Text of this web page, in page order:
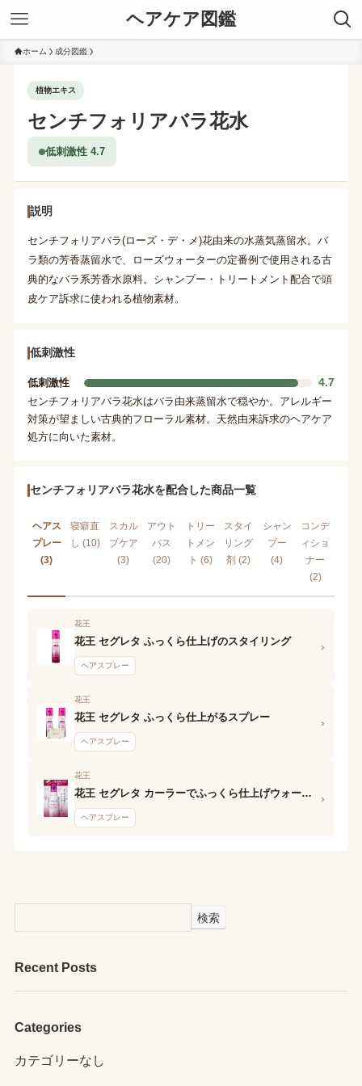
ヘアケア図鑑
ホーム 成分図鑑
植物エキス
センチフォリアバラ花水
低刺激性 4.7
説明
センチフォリアバラ(ローズ・デ・メ)花由来の水蒸気蒸留水。バ
ラ類の芳香蒸留水で、ローズウォーターの定番例で使用される古
典的なバラ系芳香水原料。シャンプー・トリートメント配合で頭
皮ケア訴求に使われる植物素材。
低刺激性
低刺激性 4.7
センチフォリアバラ花水はバラ由来蒸留水で穏やか。アレルギー
対策が望ましい古典的フローラル素材。天然由来訴求のヘアケア
処方に向いた素材。
センチフォリアバラ花水を配合した商品一覧
ヘアス
プレー
(3)
寝癖直
し (10)
スカル
プケア
(3)
アウト
バス
(20)
トリー
トメン
ト (6)
スタイ
リング
剤 (2)
シャン
プー
(4)
コンデ
ィショ
ナー
(2)
花王
花王 セグレタ ふっくら仕上げのスタイリング
ヘアスプレー
›
花王
花王 セグレタ ふっくら仕上がるスプレー
ヘアスプレー
›
花王
花王 セグレタ カーラーでふっくら仕上げウォーター
ヘアスプレー
›
検索
Recent Posts
Categories
カテゴリーなし